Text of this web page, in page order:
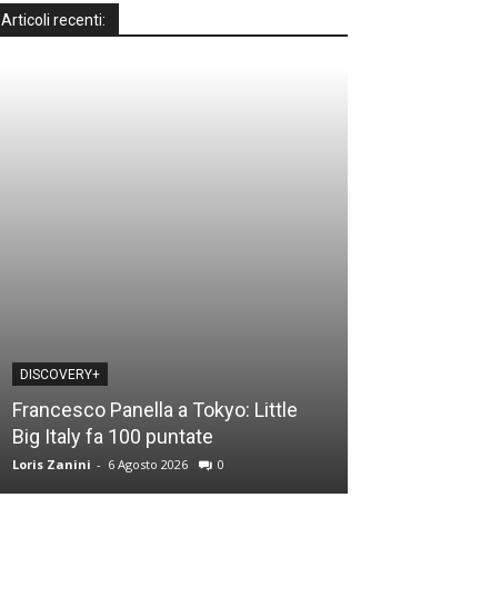
Articoli recenti:
DISCOVERY+
Francesco Panella a Tokyo: Little
Big Italy fa 100 puntate
Loris Zanini - 6 Agosto 2026 0